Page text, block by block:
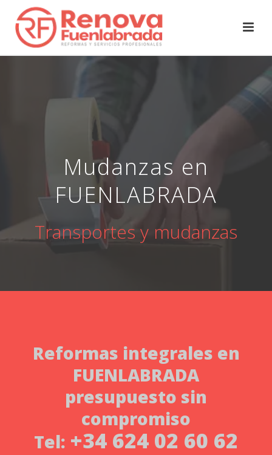
Mudanzas en
FUENLABRADA
Transportes y mudanzas
Reformas integrales en
FUENLABRADA
presupuesto sin
compromiso
Tel: +34 624 02 60 62